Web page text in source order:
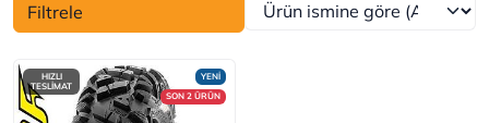
Filtrele
YENİ
SON 2 ÜRÜN
HIZLI
TESLİMAT